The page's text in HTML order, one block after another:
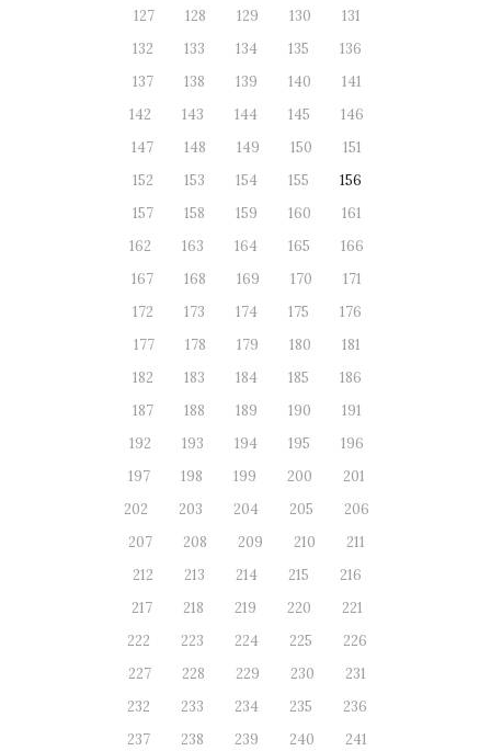
127
128 129 130
131
132
133 134 135
136
137
138 139 140
141
142
143 144 145
146
147
148 149 150
151
152
153 154 155
156
157
158 159 160
161
162
163 164 165
166
167
168 169 170
171
172
173 174 175
176
177
178 179 180
181
182
183 184 185
186
187
188 189 190
191
192
193 194 195
196
197
198 199 200
201
202
203 204 205
206
207
208 209 210
211
212
213 214 215
216
217
218 219 220
221
222
223 224 225
226
227
228 229 230
231
232
233 234 235
236
237
238 239 240
241